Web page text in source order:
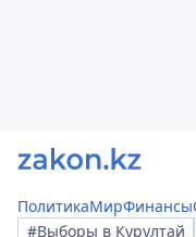
ПолитикаМирФинансы
#Выборы в Курултай